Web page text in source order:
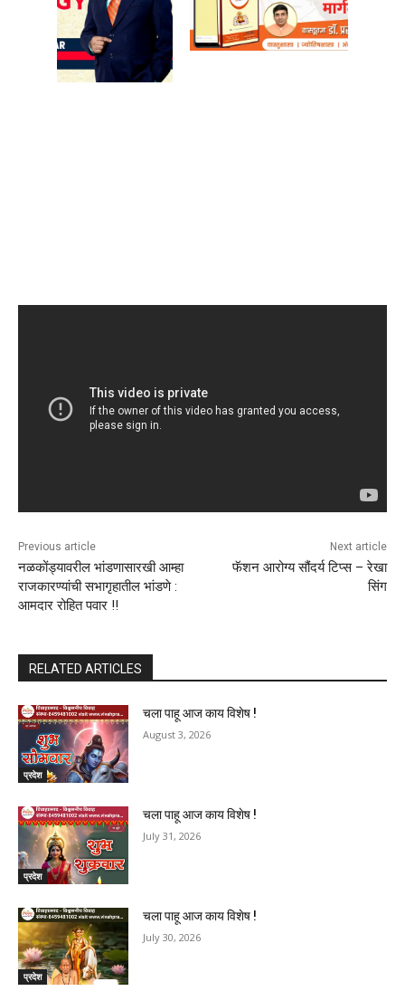
Previous article
नळकोंड्यावरील भांडणासारखी आम्हा
राजकारण्यांची सभागृहातील भांडणे :
आमदार रोहित पवार !!
Next article
फॅशन आरोग्य सौंदर्य टिप्स – रेखा
सिंग
RELATED ARTICLES
प्रदेश
चला पाहू आज काय विशेष !
August 3, 2026
प्रदेश
चला पाहू आज काय विशेष !
July 31, 2026
प्रदेश
चला पाहू आज काय विशेष !
July 30, 2026